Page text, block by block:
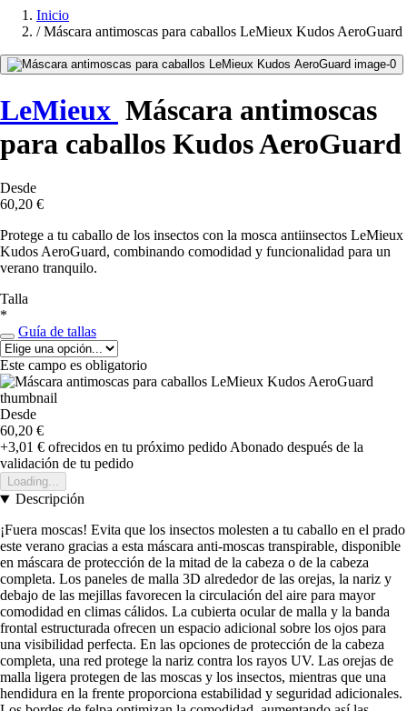
Inicio
/ Máscara antimoscas para caballos LeMieux Kudos AeroGuard
LeMieux Máscara antimoscas
para caballos Kudos AeroGuard
Desde
60,20 €
Protege a tu caballo de los insectos con la mosca antiinsectos LeMieux
Kudos AeroGuard, combinando comodidad y funcionalidad para un
verano tranquilo.
Talla
*
Guía de tallas
Este campo es obligatorio
Desde
60,20 €
+3,01 € ofrecidos en tu próximo pedidoAbonado después de la
validación de tu pedido
Loading...
Descripción
¡Fuera moscas! Evita que los insectos molesten a tu caballo en el prado
este verano gracias a esta máscara anti-moscas transpirable, disponible
en máscara de protección de la mitad de la cabeza o de la cabeza
completa. Los paneles de malla 3D alrededor de las orejas, la nariz y
debajo de las mejillas favorecen la circulación del aire para mayor
comodidad en climas cálidos. La cubierta ocular de malla y la banda
frontal estructurada ofrecen un espacio adicional sobre los ojos para
una visibilidad perfecta. En las opciones de protección de la cabeza
completa, una red protege la nariz contra los rayos UV. Las orejas de
malla ligera protegen de las moscas y los insectos, mientras que una
hendidura en la frente proporciona estabilidad y seguridad adicionales.